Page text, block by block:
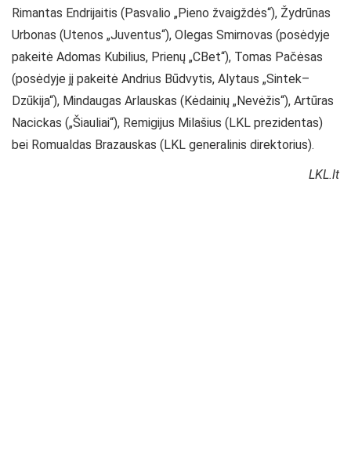
Rimantas Endrijaitis (Pasvalio „Pieno žvaigždės“), Žydrūnas
Urbonas (Utenos „Juventus“), Olegas Smirnovas (posėdyje
pakeitė Adomas Kubilius, Prienų „CBet“), Tomas Pačėsas
(posėdyje jį pakeitė Andrius Būdvytis, Alytaus „Sintek–
Dzūkija“), Mindaugas Arlauskas (Kėdainių „Nevėžis“), Artūras
Nacickas („Šiauliai“), Remigijus Milašius (LKL prezidentas)
bei Romualdas Brazauskas (LKL generalinis direktorius).
LKL.lt